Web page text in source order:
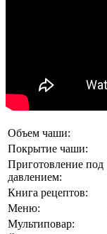
Объем чаши:
Покрытие чаши:
Приготовление под
давлением:
Книга рецептов:
Меню:
Мультиповар: